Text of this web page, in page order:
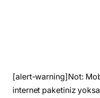
[alert-warning]Not:
internet paketiniz